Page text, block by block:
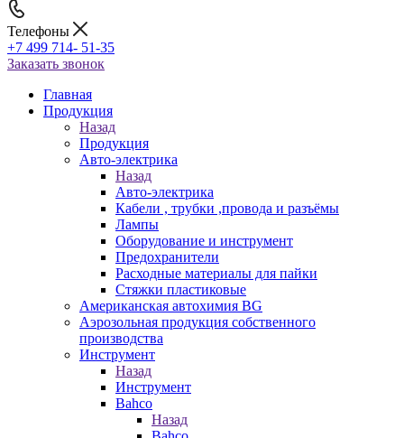
Телефоны
+7 499 714- 51-35
Заказать звонок
Главная
Продукция
Назад
Продукция
Авто-электрика
Назад
Авто-электрика
Кабели , трубки ,провода и разъёмы
Лампы
Оборудование и инструмент
Предохранители
Расходные материалы для пайки
Стяжки пластиковые
Американская автохимия BG
Аэрозольная продукция собственного
производства
Инструмент
Назад
Инструмент
Bahco
Назад